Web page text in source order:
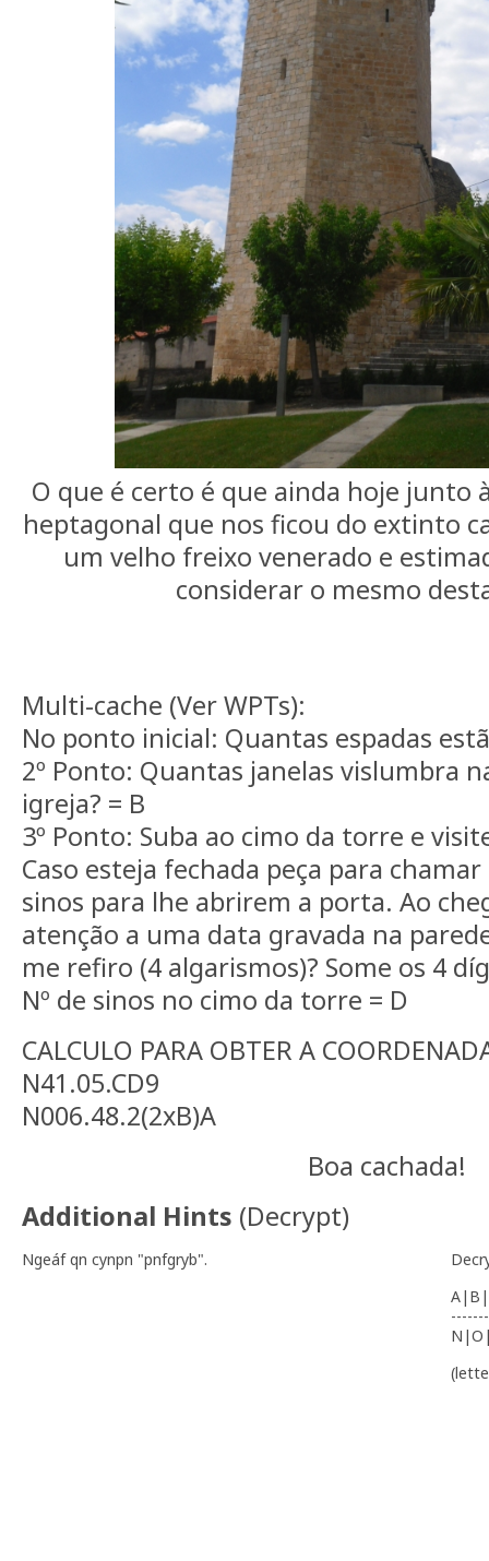
O que é certo é que ainda hoje junto
heptagonal que nos ficou do extinto
um velho freixo venerado e
considerar o mesmo
Multi-cache (Ver WPTs):
No ponto inicial: Quantas espadas
2º Ponto: Quantas janelas vislumbra
igreja? = B
3º Ponto: Suba ao cimo da torre e
Caso esteja fechada peça para
sinos para lhe abrirem a porta. Ao
atenção a uma data gravada na
me refiro (4 algarismos)? Some os 4
Nº de sinos no cimo da torre = D
CALCULO PARA OBTER A
N41.05.CD9
N006.48.2(2xB)A
Boa cachada!
Additional Hints (Decrypt)
Ngeáf qn cynpn "pnfgryb".